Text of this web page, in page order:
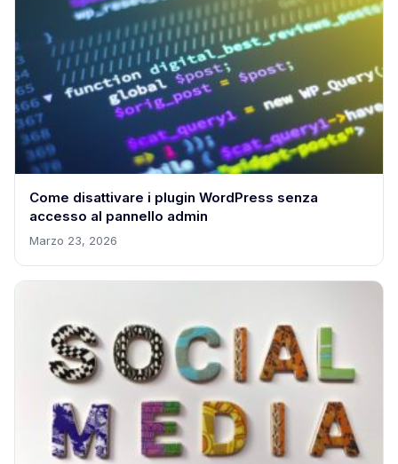
Come disattivare i plugin WordPress senza
accesso al pannello admin
Marzo 23, 2026